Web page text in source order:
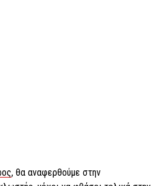
, θα αναφερθούμε στην